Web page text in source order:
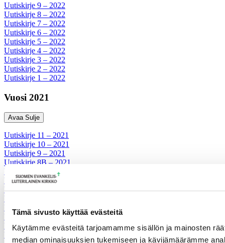
Tämä sivusto käyttää evästeitä
Käytämme evästeitä tarjoamamme sisällön ja mainosten
median ominaisuuksien tukemiseen ja kävijämäärämme
Uutiskirje 9 – 2022
Uutiskirje 8 – 2022
Uutiskirje 7 – 2022
Uutiskirje 6 – 2022
Uutiskirje 5 – 2022
Uutiskirje 4 – 2022
Uutiskirje 3 – 2022
Uutiskirje 2 – 2022
Uutiskirje 1 – 2022
Vuosi 2021
Avaa Sulje
Uutiskirje 11 – 2021
Uutiskirje 10 – 2021
Uutiskirje 9 – 2021
Uutiskirje 8B – 2021
Uutiskirje 8 – 2021
Uutiskirje 7 – 2021
Uutiskirje 6 – 2021
Uutiskirje 5 – 2021
Uutiskirje 4 – 2021
Uutiskirje 3 – 2021
Uutiskirje 2 – 2021
Uutiskirje 1 – 2021